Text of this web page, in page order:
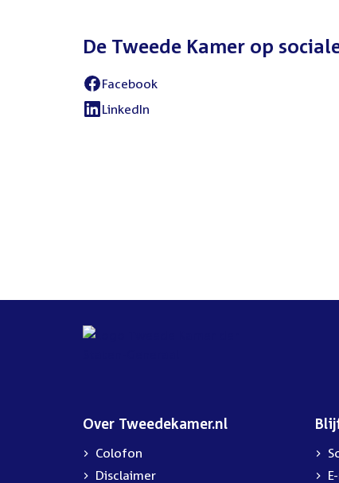
De Tweede Kamer op
Facebook
LinkedIn
Over Tweedekamer.nl
Colofon
Disclaimer